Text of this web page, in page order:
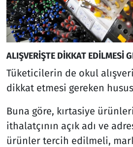
ALIŞVERİŞTE DİKKAT EDİLMESİ
Tüketicilerin de okul
dikkat etmesi gereken
Buna göre, kırtasiye
ithalatçının açık adı ve
ürünler tercih edilmeli,